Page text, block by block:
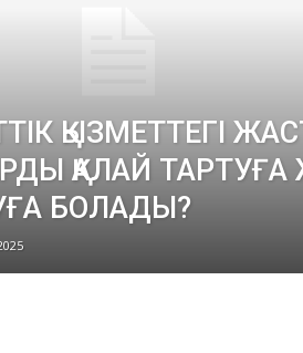
ҚЫЗМЕТТЕГІ
ҚАЛАЙ
БОЛАДЫ?